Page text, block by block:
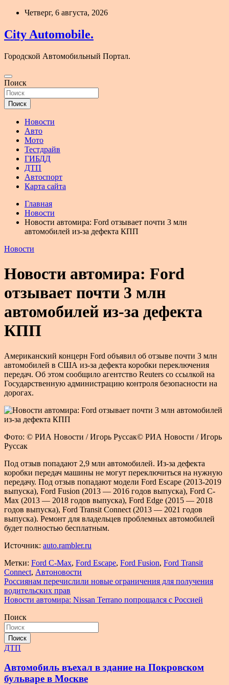
Перейти
содержимому
Четверг, 6 августа, 2026
City Automobile.
Городской Автомобильный Портал.
Поиск
Поиск
Новости
Авто
Мото
Тестдрайв
ГИБДД
ДТП
Автоспорт
Карта сайта
Главная
Новости
Новости автомира: Ford отзывает почти 3 млн
автомобилей из-за дефекта КПП
Новости
Новости автомира: Ford
отзывает почти 3 млн
автомобилей из-за дефекта
КПП
Американский концерн Ford объявил об отзыве почти 3 млн
автомобилей в США из-за дефекта коробки переключения
передач. Об этом сообщило агентство Reuters со ссылкой на
Государственную администрацию контроля безопасности на
дорогах.
Фото: © РИА Новости / Игорь Руссак© РИА Новости / Игорь
Руссак
Под отзыв попадают 2,9 млн автомобилей. Из-за дефекта
коробки передач машины не могут переключиться на нужную
передачу. Под отзыв попадают модели Ford Escape (2013-2019
выпуска), Ford Fusion (2013 — 2016 годов выпуска), Ford C-
Max (2013 — 2018 годов выпуска), Ford Edge (2015 — 2018
годов выпуска), Ford Transit Connect (2013 — 2021 годов
выпуска). Ремонт для владельцев проблемных автомобилей
будет полностью бесплатным.
Источник: auto.rambler.ru
Метки: Ford C-Max, Ford Escape, Ford Fusion, Ford Transit
Connect, Автоновости
Навигация
по
Россиянам перечислили новые ограничения для получения
водительских прав
Новости автомира: Nissan Terrano попрощался с Россией
Поиск
Поиск
ДТП
Автомобиль въехал в здание на Покровском
бульваре в Москве